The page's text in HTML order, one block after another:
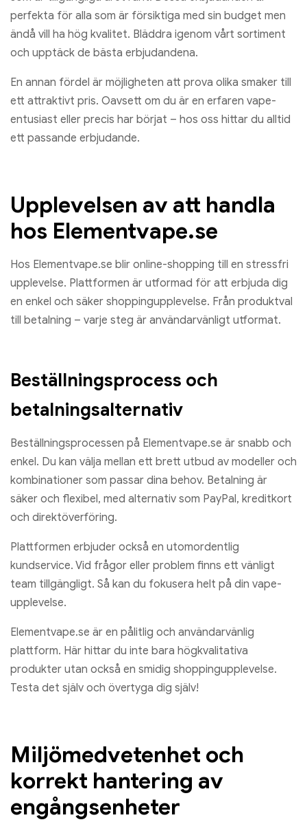
perfekta för alla som är försiktiga med sin budget men
ändå vill ha hög kvalitet. Bläddra igenom vårt sortiment
och upptäck de bästa erbjudandena.
En annan fördel är möjligheten att prova olika smaker till
ett attraktivt pris. Oavsett om du är en erfaren vape-
entusiast eller precis har börjat – hos oss hittar du alltid
ett passande erbjudande.
Upplevelsen av att handla
hos Elementvape.se
Hos Elementvape.se blir online-shopping till en stressfri
upplevelse. Plattformen är utformad för att erbjuda dig
en enkel och säker shoppingupplevelse. Från produktval
till betalning – varje steg är användarvänligt utformat.
Beställningsprocess och
betalningsalternativ
Beställningsprocessen på Elementvape.se är snabb och
enkel. Du kan välja mellan ett brett utbud av modeller och
kombinationer som passar dina behov. Betalning är
säker och flexibel, med alternativ som PayPal, kreditkort
och direktöverföring.
Plattformen erbjuder också en utomordentlig
kundservice. Vid frågor eller problem finns ett vänligt
team tillgängligt. Så kan du fokusera helt på din vape-
upplevelse.
Elementvape.se är en pålitlig och användarvänlig
plattform. Här hittar du inte bara högkvalitativa
produkter utan också en smidig shoppingupplevelse.
Testa det själv och övertyga dig själv!
Miljömedvetenhet och
korrekt hantering av
engångsenheter